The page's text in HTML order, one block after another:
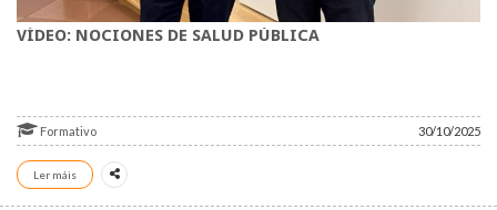
VÍDEO: NOCIONES DE SALUD PÚBLICA
Formativo 30/10/2025
Ler máis